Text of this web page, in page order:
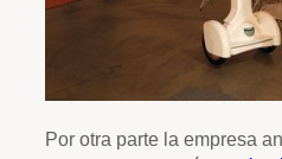
Por otra parte la empresa